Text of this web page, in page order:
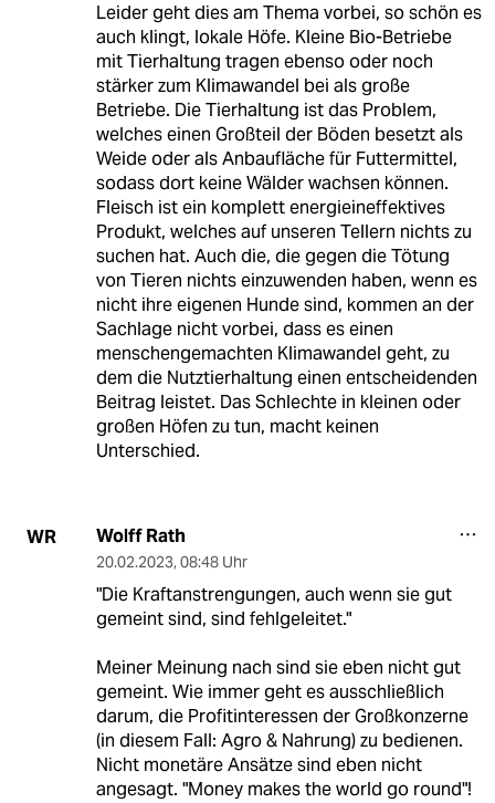
Leider geht dies am Thema vorbei, so schön es
auch klingt, lokale Höfe. Kleine Bio-Betriebe
mit Tierhaltung tragen ebenso oder noch
stärker zum Klimawandel bei als große
Betriebe. Die Tierhaltung ist das Problem,
welches einen Großteil der Böden besetzt als
Weide oder als Anbaufläche für Futtermittel,
sodass dort keine Wälder wachsen können.
Fleisch ist ein komplett energieineffektives
Produkt, welches auf unseren Tellern nichts zu
suchen hat. Auch die, die gegen die Tötung
von Tieren nichts einzuwenden haben, wenn es
nicht ihre eigenen Hunde sind, kommen an der
Sachlage nicht vorbei, dass es einen
menschengemachten Klimawandel geht, zu
dem die Nutztierhaltung einen entscheidenden
Beitrag leistet. Das Schlechte in kleinen oder
großen Höfen zu tun, macht keinen
Unterschied.
WR Wolff Rath
20.02.2023, 08:48 Uhr
"Die Kraftanstrengungen, auch wenn sie gut
gemeint sind, sind fehlgeleitet."
Meiner Meinung nach sind sie eben nicht gut
gemeint. Wie immer geht es ausschließlich
darum, die Profitinteressen der Großkonzerne
(in diesem Fall: Agro & Nahrung) zu bedienen.
Nicht monetäre Ansätze sind eben nicht
angesagt. "Money makes the world go round"!